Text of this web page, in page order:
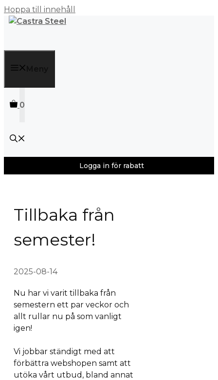
Hoppa till innehåll
0
Logga in för rabatt
Tillbaka från
semester!
2025-08-14
Nu har vi varit tillbaka från
semestern ett par veckor och
allt rullar nu på som vanligt
igen!
Vi jobbar ständigt med att
förbättra webshopen samt att
utöka vårt utbud, bland annat